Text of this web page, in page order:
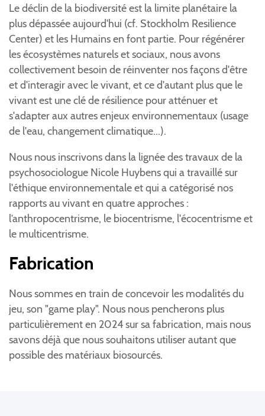
Le déclin de la biodiversité est la limite planétaire la
plus dépassée aujourd'hui (cf. Stockholm Resilience
Center) et les Humains en font partie. Pour régénérer
les écosystèmes naturels et sociaux, nous avons
collectivement besoin de réinventer nos façons d'être
et d'interagir avec le vivant, et ce d'autant plus que le
vivant est une clé de résilience pour atténuer et
s'adapter aux autres enjeux environnementaux (usage
de l'eau, changement climatique...).
Nous nous inscrivons dans la lignée des travaux de la
psychosociologue Nicole Huybens qui a travaillé sur
l'éthique environnementale et qui a catégorisé nos
rapports au vivant en quatre approches :
l’anthropocentrisme, le biocentrisme, l'écocentrisme et
le multicentrisme.
Fabrication
Nous sommes en train de concevoir les modalités du
jeu, son "game play". Nous nous pencherons plus
particulièrement en 2024 sur sa fabrication, mais nous
savons déjà que nous souhaitons utiliser autant que
possible des matériaux biosourcés.